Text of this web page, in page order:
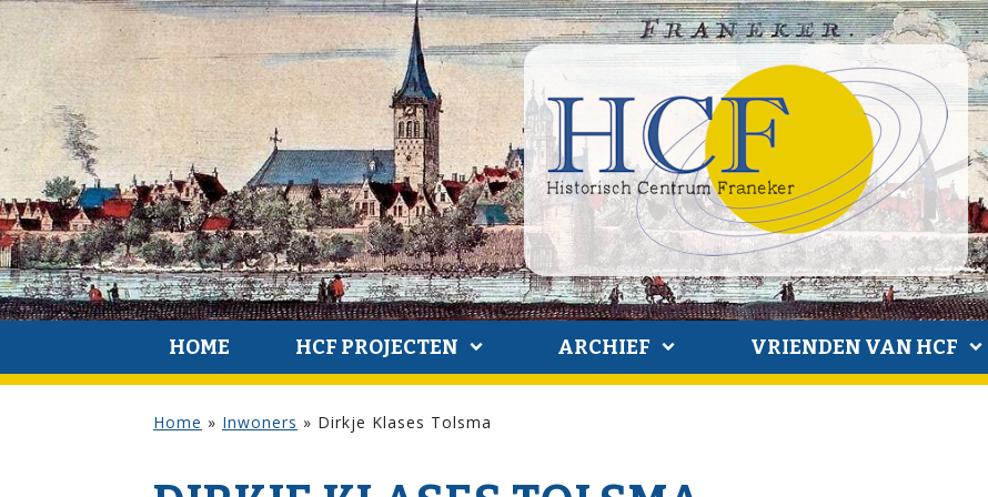
HOME HCF PROJECTEN ARCHIEF VRIENDEN VAN HCF
Home » Inwoners » Dirkje Klases Tolsma